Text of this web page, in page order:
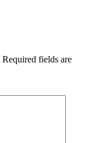
Required fields are